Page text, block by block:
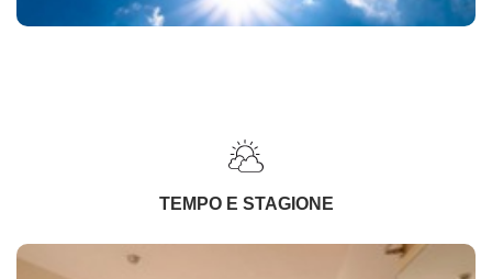
TEMPO E STAGIONE